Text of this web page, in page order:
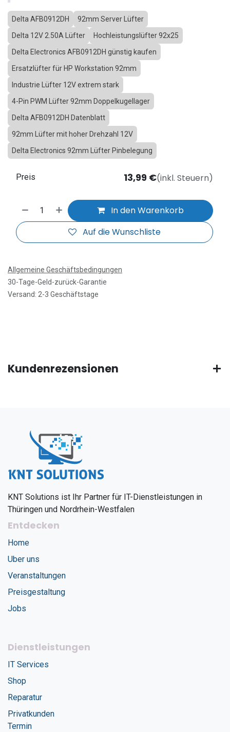
Delta AFB0912DH
92mm Server Lüfter
Delta 12V 2.50A Lüfter
Hochleistungslüfter 92x25
Delta Electronics AFB0912DH günstig kaufen
Ersatzlüfter für HP Workstation 92mm
Industrie Lüfter 12V extrem stark
4-Pin PWM Lüfter 92mm Doppelkugellager
Delta AFB0912DH Datenblatt
92mm Lüfter mit hoher Drehzahl 12V
Delta Electronics 92mm Lüfter Pinbelegung
In den Warenkorb
Auf die Wunschliste
Preis 13,99 €(inkl. Steuern)
Allgemeine Geschäftsbedingungen
30-Tage-Geld-zurück-Garantie
Versand: 2-3 Geschäftstage
Kundenrezensionen
KNT Solutions ist Ihr Partner für IT-Dienstleistungen in
Thüringen und Nordrhein-Westfalen
Entdecken
Home
Uber uns
Veranstaltungen
Preisgestaltung
Jobs
Dienstleistungen
IT Services
Shop
Reparatur
Privatkunden
Termin